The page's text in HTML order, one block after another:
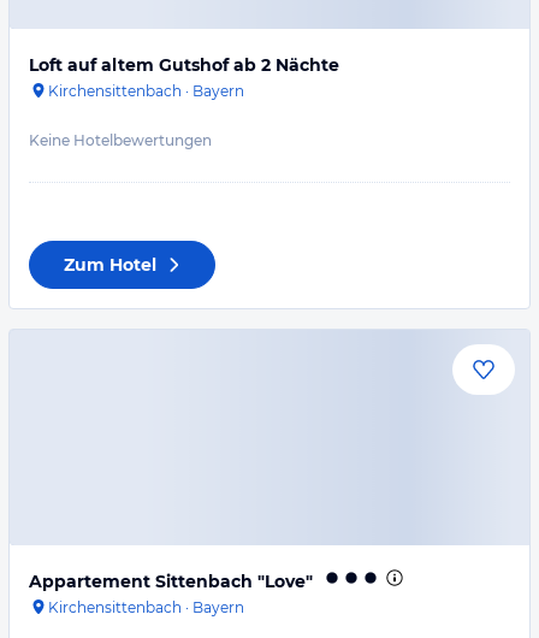
Loft auf altem Gutshof ab 2 Nächte
Kirchensittenbach · Bayern
Keine Hotelbewertungen
Zum Hotel
Appartement Sittenbach "Love"
Kirchensittenbach · Bayern